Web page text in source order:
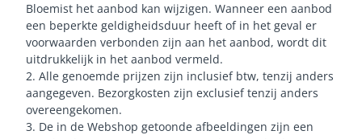
Bloemist het aanbod kan wijzigen. Wanneer een aanbod
een beperkte geldigheidsduur heeft of in het geval er
voorwaarden verbonden zijn aan het aanbod, wordt dit
uitdrukkelijk in het aanbod vermeld.
2. Alle genoemde prijzen zijn inclusief btw, tenzij anders
aangegeven. Bezorgkosten zijn exclusief tenzij anders
overeengekomen.
3. De in de Webshop getoonde afbeeldingen zijn een